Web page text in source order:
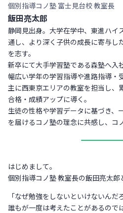
個別指導コノ塾 富士見台校 教室長
飯田亮太郎
静岡見出身。大学在学中、東進ハイ
通し、より深く子供の成長に寄与し
を志す。
新卒にて大手学習塾である森塾へ入
幅広い学年の学習指導や進路指導・
主に西東京エリアの教室を担当し、
合格・成績アップに導く。
生徒の性格や学習データに基づき、
を届けるコノ塾の理念に共感し、コ
はじめまして。
個別指導コノ塾 教室長の飯田亮太郎
「なぜ勉強をしないといけないんだ
誰もが一度は考えたことがあるので